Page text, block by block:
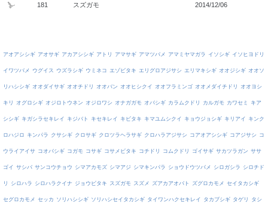
181 スズガモ 2014/12/06
アオアシシギ アオサギ アカアシシギ アトリ アマサギ アマツバメ アマミヤマガラ イソシギ イソヒヨドリ
イワツバメ ウグイス ウズラシギ ウミネコ エゾビタキ エリグロアジサシ エリマキシギ オオジシギ オオソ
リハシシギ オオダイサギ オオチドリ オオバン オオヒシクイ オオフラミンゴ オオメダイチドリ オオヨシ
キリ オグロシギ オジロトウネン オジロワシ オナガガモ オバシギ カラムクドリ カルガモ カワセミ キア
シシギ キガシラセキレイ キジバト キセキレイ キビタキ キマユムシクイ キョウジョシギ キリアイ キンク
ロハジロ キンパラ クサシギ クロサギ クロツラヘラサギ クロハラアジサシ コアオアシシギ コアジサシ コ
ウライアイサ コオバシギ コガモ コサギ コサメビタキ コチドリ コムクドリ ゴイサギ サカツラガン ササ
ゴイ サシバ サンコウチョウ シマアカモズ シマアジ シマキンパラ ショウドウツバメ シロガシラ シロチド
リ シロハラ シロハラクイナ ジョウビタキ スズガモ スズメ ズアカアオバト ズグロカモメ セイタカシギ
セグロカモメ セッカ ソリハシシギ ソリハシセイタカシギ タイワンハクセキレイ タカブシギ タゲリ タシ